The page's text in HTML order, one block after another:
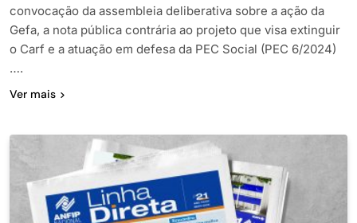
convocação da assembleia deliberativa sobre a ação da
Gefa, a nota pública contrária ao projeto que visa extinguir
o Carf e a atuação em defesa da PEC Social (PEC 6/2024)
….
Ver mais